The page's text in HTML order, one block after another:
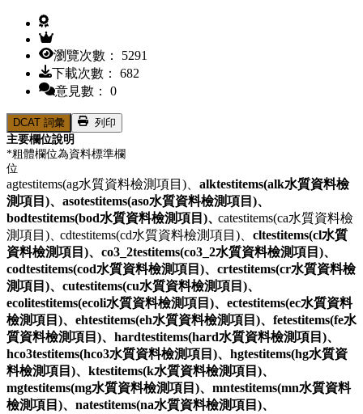
瀏覽次數： 5291
下載次數： 682
意見數： 0
DCAT 詞彙
列印
主要欄位說明
*粗體欄位為資料標準欄
位
agtestitems(ag水質資料檢測項目)、 alktestitems(alk水質資料檢
測項目)、 asotestitems(aso水質資料檢測項目)、
bodtestitems(bod水質資料檢測項目)、catestitems(ca水質資料檢
測項目)、cdtestitems(cd水質資料檢測項目)、 cltestitems(cl水質
資料檢測項目)、 co3_2testitems(co3_2水質資料檢測項目)、
codtestitems(cod水質資料檢測項目)、 crtestitems(cr水質資料檢
測項目)、 cutestitems(cu水質資料檢測項目)、
ecolitestitems(ecoli水質資料檢測項目)、 ectestitems(ec水質資料
檢測項目)、 ehtestitems(eh水質資料檢測項目)、 fetestitems(fe水
質資料檢測項目)、 hardtestitems(hard水質資料檢測項目)、
hco3testitems(hco3水質資料檢測項目)、 hgtestitems(hg水質資
料檢測項目)、 ktestitems(k水質資料檢測項目)、
mgtestitems(mg水質資料檢測項目)、 mntestitems(mn水質資料
檢測項目)、 natestitems(na水質資料檢測項目)、